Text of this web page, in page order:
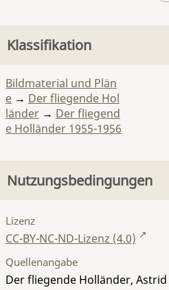
Klassifikation
Bildmaterial und Plän
e → Der fliegende Hol
länder → Der fliegend
e Holländer 1955-1956
Nutzungsbedingungen
Lizenz
CC-BY-NC-ND-Lizenz (4.0)
Quellenangabe
Der fliegende Holländer, Astrid